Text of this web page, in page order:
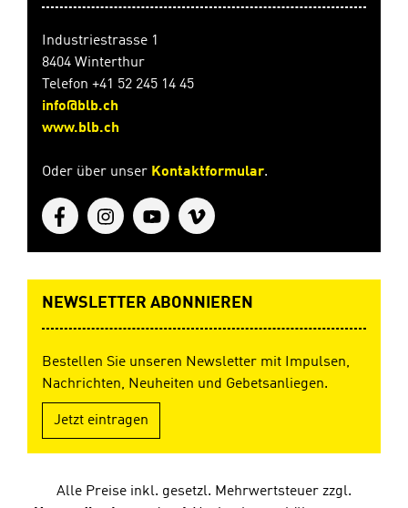
Industriestrasse 1
8404 Winterthur
Telefon +41 52 245 14 45
info@blb.ch
www.blb.ch
Oder über unser Kontaktformular.
NEWSLETTER ABONNIEREN
Bestellen Sie unseren Newsletter mit Impulsen,
Nachrichten, Neuheiten und Gebetsanliegen.
Jetzt eintragen
Alle Preise inkl. gesetzl. Mehrwertsteuer zzgl.